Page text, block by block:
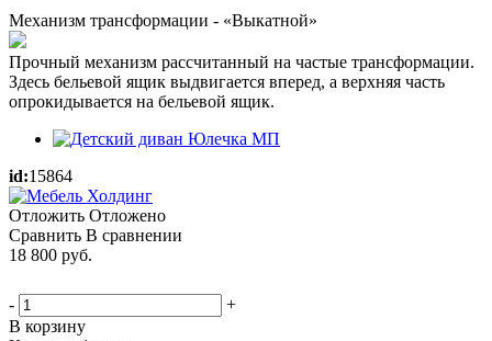
Механизм трансформации - «Выкатной»
Прочный механизм рассчитанный на частые трансформации.
Здесь бельевой ящик выдвигается вперед, а верхняя часть
опрокидывается на бельевой ящик.
id:15864
Отложить Отложено
Сравнить В сравнении
18 800 руб.
-
+
В корзину